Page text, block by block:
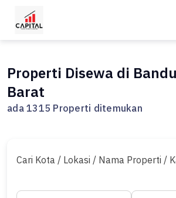
Properti Disewa di
Barat
ada 1315 Properti ditemukan
Cari Kota / Lokasi / Nama Properti /